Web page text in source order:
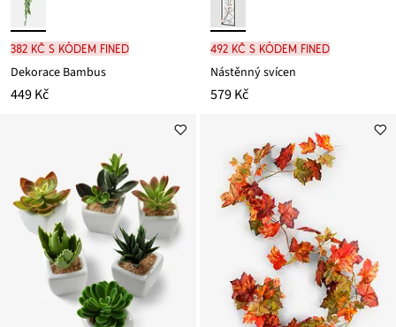
382 Kč s kódem FINED
Dekorace Bambus
449 Kč
492 Kč s kódem FINED
Nástěnný svícen
579 Kč